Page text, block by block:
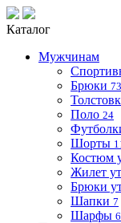
Каталог
Мужчинам
Брюки 73
Поло 24
Шорты
Костюм
Жилет
Брюки
Шапки 7
Шарфы 6